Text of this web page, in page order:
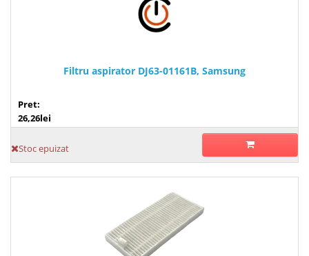
Filtru aspirator DJ63-01161B, Samsung
Pret:
26,26lei
Stoc epuizat